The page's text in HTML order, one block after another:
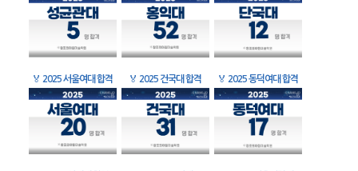
🏅 2025 서울여대 합격 🏅 2025 건국대 합격 🏅 2025 동덕여대 합격